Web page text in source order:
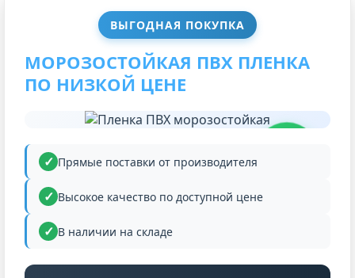
ВЫГОДНАЯ ПОКУПКА
МОРОЗОСТОЙКАЯ ПВХ ПЛЕНКА
ПО НИЗКОЙ ЦЕНЕ
Прямые поставки от производителя
Высокое качество по доступной цене
В наличии на складе